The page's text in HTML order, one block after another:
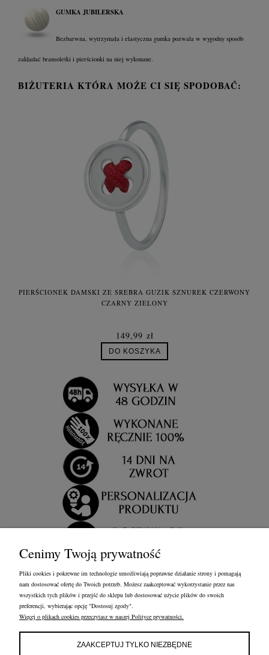
GUMKA JUBILERSKA
Bezbarwna, wytrzymała i elastyczna gumka pozwala w wygodny sposób
zakładać bransoletki i pierścionki na niej wykonane.
BIŻUTERIA KTÓRA MOŻE CI SIĘ SPODOBAĆ:
PIERŚCIONEK DAMSKI ZE SREBRA GUZIK SZNUREK CZERWONY
CZARNY ZIELONY
149,99 zł
DO KOSZYKA
OBSŁUGA KLIENTA FRANCOW JEWELRY
Cenimy Twoją prywatność
Pliki cookies i pokrewne im technologie umożliwiają poprawne działanie strony i pomagają
nam dostosować ofertę do Twoich potrzeb. Możesz zaakceptować wykorzystanie przez nas
wszystkich tych plików i przejść do sklepu lub dostosować użycie plików do swoich
preferencji, wybierając opcję "Dostosuj zgody".
Więcej o plikach cookies przeczytasz w naszej Polityce prywatności.
ZAAKCEPTUJ TYLKO NIEZBĘDNE